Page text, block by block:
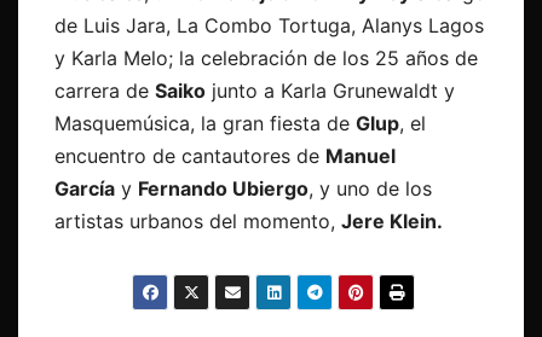
de Luis Jara, La Combo Tortuga, Alanys Lagos
y Karla Melo; la celebración de los 25 años de
carrera de Saiko junto a Karla Grunewaldt y
Masquemúsica, la gran fiesta de Glup, el
encuentro de cantautores de Manuel
García y Fernando Ubiergo, y uno de los
artistas urbanos del momento, Jere Klein.